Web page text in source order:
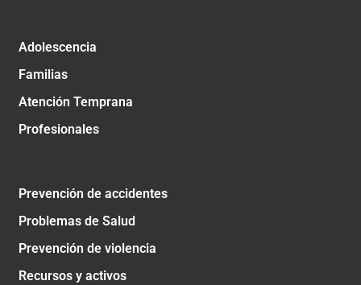
Adolescencia
Familias
Atención Temprana
Profesionales
Prevención de accidentes
Problemas de Salud
Prevención de violencia
Recursos y activos